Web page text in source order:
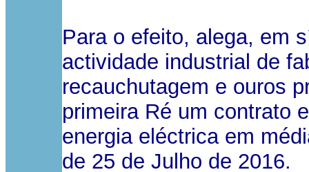
Para o efeito, alega, em
actividade industrial de
recauchutagem e ouros
primeira Ré um contrato
energia eléctrica em
de 25 de Julho de 2016.